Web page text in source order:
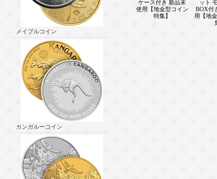
メイプルコイン
カンガルーコイン
ケース付き 新品未
使用【地金型コイン
特集】
ット
BOX付
用【地